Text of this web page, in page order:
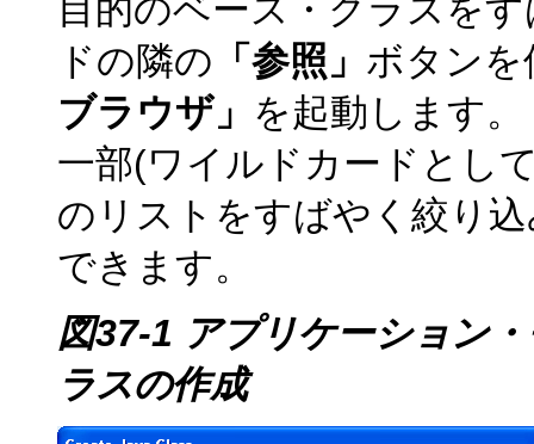
目的のベース・クラスを
ドの隣の 「参照」 ボタンを
ブラウザ」 を起動します。
一部(ワイルドカードとし
のリストをすばやく絞り
できます。
図37-1 アプリケーション
ラスの作成